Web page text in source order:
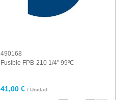
490168
Fusible FPB-210 1/4" 99ºC
41,00 € / Unidad